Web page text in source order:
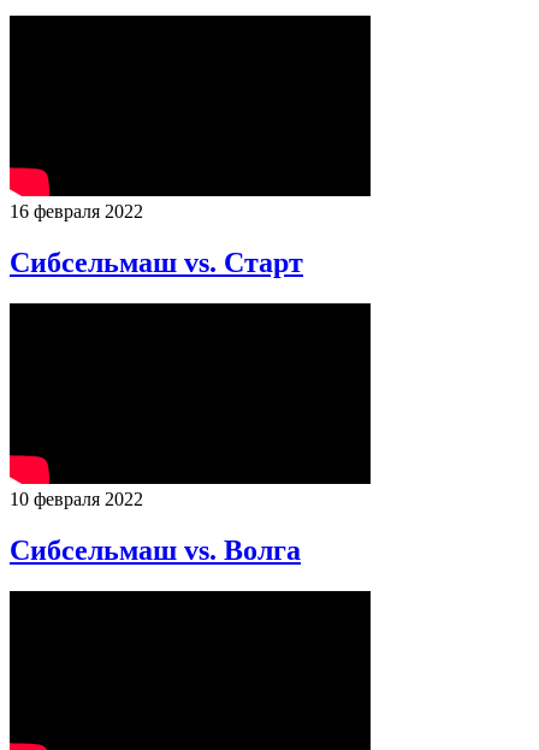
16 февраля 2022
Сибсельмаш vs. Старт
10 февраля 2022
Сибсельмаш vs. Волга